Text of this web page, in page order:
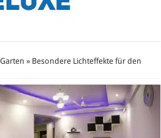
» Besondere Lichteffekte für den